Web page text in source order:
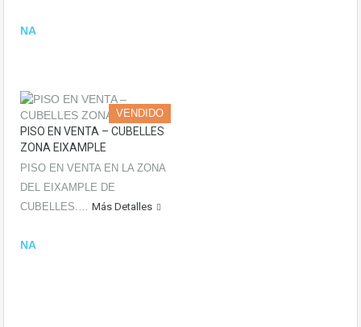
NA
VENDIDO
PISO EN VENTA – CUBELLES
ZONA EIXAMPLE
PISO EN VENTA EN LA ZONA
DEL EIXAMPLE DE
CUBELLES.… Más Detalles
NA